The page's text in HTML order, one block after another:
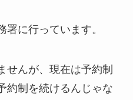
に行っています。
せんが、現在は予約制
約制を続けるんじゃな